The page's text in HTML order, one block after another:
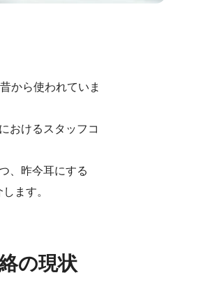
から使われていま
おけるスタッフコ
、昨今耳にする
ます。
の現状